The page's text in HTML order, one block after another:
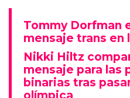
Tommy Dorfman
mensaje trans en
Nikki Hiltz
mensaje para las
binarias tras